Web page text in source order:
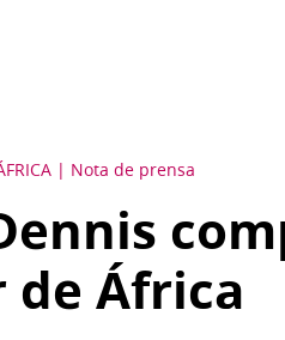
Nota de prensa
de África